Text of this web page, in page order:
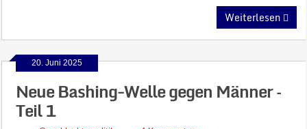
Weiterlesen
20. Juni 2025
Neue Bashing-Welle gegen Männer –
Teil 1